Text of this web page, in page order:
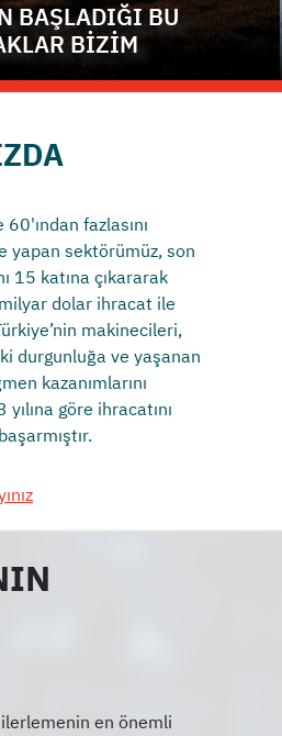
BAŞLADIĞI BU
BİZİM
fazlasını
yapan sektörümüz, son
15 katına çıkararak
dolar ihracat ile
makinecileri,
durgunluğa ve yaşanan
kazanımlarını
göre ihracatını
ilerlemenin en önemli